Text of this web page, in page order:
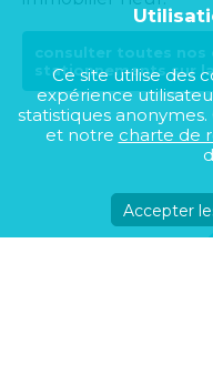
consulter toutes nos
stationnements sur
Ce site utilise des
expérience
statistiques
et notre charte de
Accepter